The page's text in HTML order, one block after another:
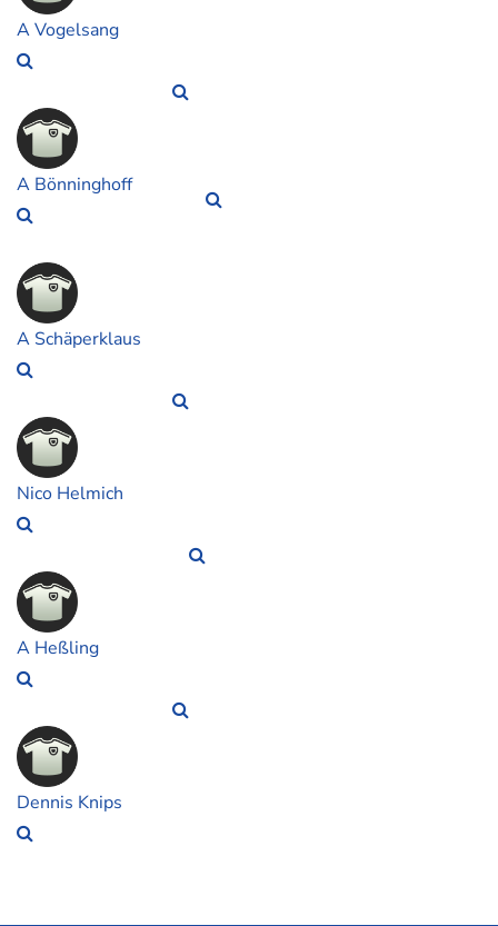
A Vogelsang
A Bönninghoff
A Schäperklaus
Nico Helmich
A Heßling
Dennis Knips